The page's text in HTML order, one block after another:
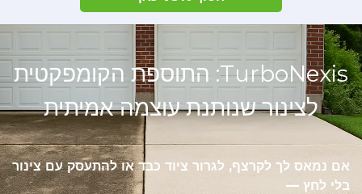
TurboNexis: התוספת הקומפקטית
לצינור שנותנת עוצמה אמיתית
אם נמאס לך לקרצף, לגרור ציוד כבד או להתעסק עם צינור
בלי לחץ —